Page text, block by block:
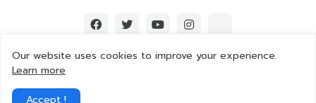
Our website uses cookies to improve your experience.
Learn more
Accept !